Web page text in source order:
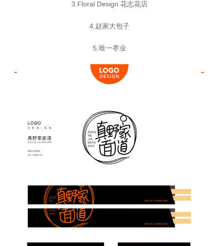
3.Floral Design 花志花店
4.赵家大包子
5.唯一枣业